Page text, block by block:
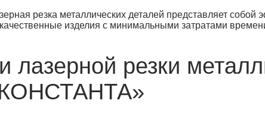
резка металлических деталей представляет
изделия с минимальными затратами
лазерной резки